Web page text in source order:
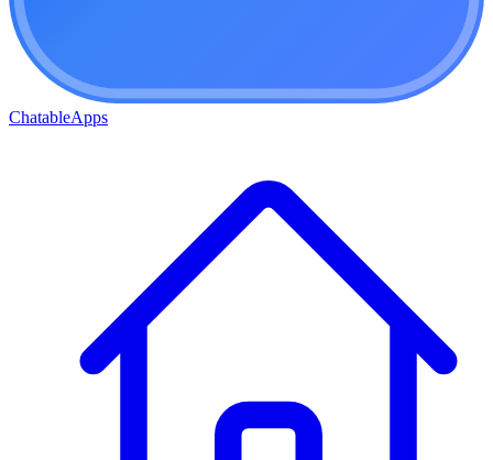
ChatableApps